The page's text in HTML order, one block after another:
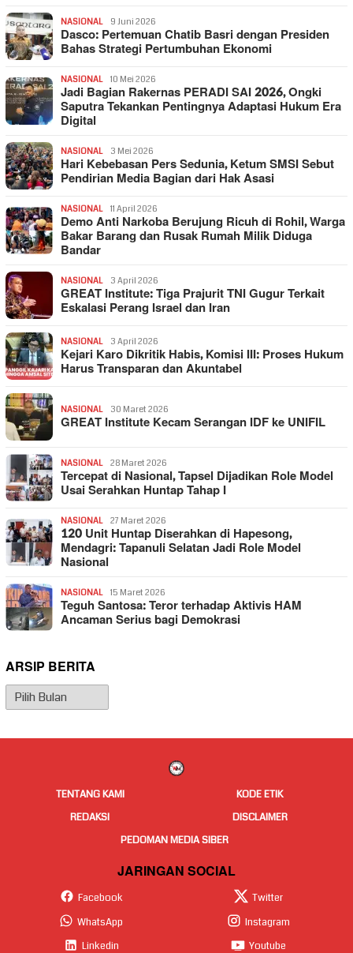
NASIONAL 9 Juni 2026
Dasco: Pertemuan Chatib Basri dengan Presiden
Bahas Strategi Pertumbuhan Ekonomi
NASIONAL 10 Mei 2026
Jadi Bagian Rakernas PERADI SAI 2026, Ongki
Saputra Tekankan Pentingnya Adaptasi Hukum Era
Digital
NASIONAL 3 Mei 2026
Hari Kebebasan Pers Sedunia, Ketum SMSI Sebut
Pendirian Media Bagian dari Hak Asasi
NASIONAL 11 April 2026
Demo Anti Narkoba Berujung Ricuh di Rohil, Warga
Bakar Barang dan Rusak Rumah Milik Diduga
Bandar
NASIONAL 3 April 2026
GREAT Institute: Tiga Prajurit TNI Gugur Terkait
Eskalasi Perang Israel dan Iran
NASIONAL 3 April 2026
Kejari Karo Dikritik Habis, Komisi III: Proses Hukum
Harus Transparan dan Akuntabel
NASIONAL 30 Maret 2026
GREAT Institute Kecam Serangan IDF ke UNIFIL
NASIONAL 28 Maret 2026
Tercepat di Nasional, Tapsel Dijadikan Role Model
Usai Serahkan Huntap Tahap I
NASIONAL 27 Maret 2026
120 Unit Huntap Diserahkan di Hapesong,
Mendagri: Tapanuli Selatan Jadi Role Model
Nasional
NASIONAL 15 Maret 2026
Teguh Santosa: Teror terhadap Aktivis HAM
Ancaman Serius bagi Demokrasi
ARSIP BERITA
Arsip
Berita
TENTANG KAMI
KODE ETIK
REDAKSI
DISCLAIMER
PEDOMAN MEDIA SIBER
JARINGAN SOCIAL
Facebook
Twitter
WhatsApp
Instagram
Linkedin
Youtube